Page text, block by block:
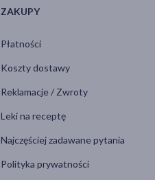
ZAKUPY
Płatności
Koszty dostawy
Reklamacje / Zwroty
Leki na receptę
Najczęściej zadawane pytania
Polityka prywatności